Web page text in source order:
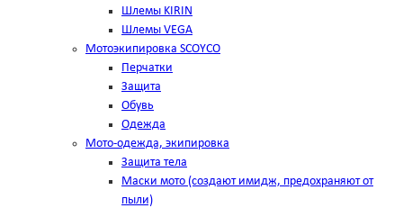
Шлемы KIRIN
Шлемы VEGA
Мотоэкипировка SCOYCO
Перчатки
Защита
Обувь
Одежда
Мото-одежда, экипировка
Защита тела
Маски мото (создают имидж, предохраняют от
пыли)